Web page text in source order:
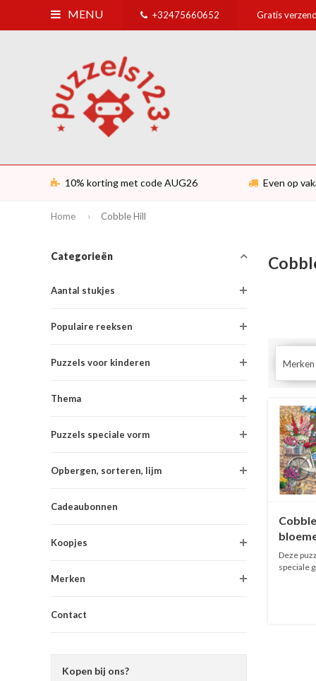
MENU +32475660652 Gratis
10% korting met code AUG26 Even op
Home Cobble Hill
Categorieën
Aantal stukjes
Populaire reeksen
Puzzels voor kinderen
Thema
Puzzels speciale vorm
Opbergen, sorteren, lijm
Cadeaubonnen
Koopjes
Merken
Contact
Kopen bij ons?
Merken
XXL
Deze
speciale